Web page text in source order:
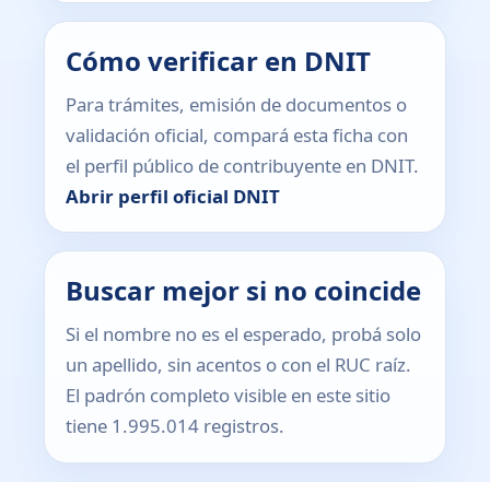
Cómo verificar en DNIT
Para trámites, emisión de documentos o
validación oficial, compará esta ficha con
el perfil público de contribuyente en DNIT.
Abrir perfil oficial DNIT
Buscar mejor si no coincide
Si el nombre no es el esperado, probá solo
un apellido, sin acentos o con el RUC raíz.
El padrón completo visible en este sitio
tiene 1.995.014 registros.